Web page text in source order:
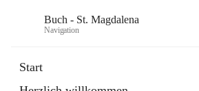
Buch - St. Magdalena
Navigation
Start